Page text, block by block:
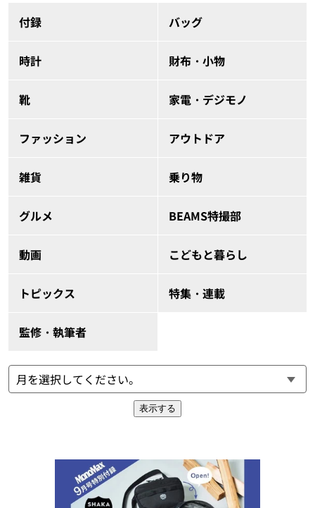
付録 バッグ
時計 財布・小物
靴 家電・デジモノ
ファッション アウトドア
雑貨 乗り物
グルメ BEAMS特撮部
動画 こどもと暮らし
トピックス 特集・連載
監修・執筆者
表示する